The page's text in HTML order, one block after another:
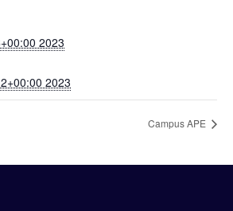
2023
2023
Campus APE